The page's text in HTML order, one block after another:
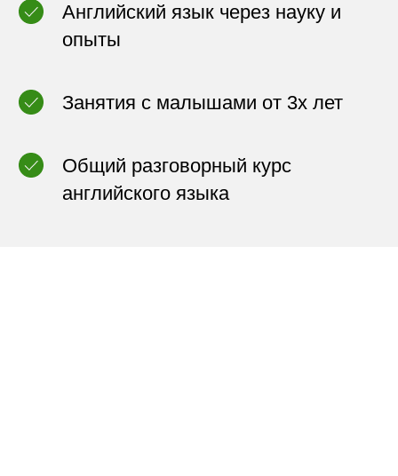
Английский язык через науку и
опыты
Занятия с малышами от 3х лет
Общий разговорный курс
английского языка